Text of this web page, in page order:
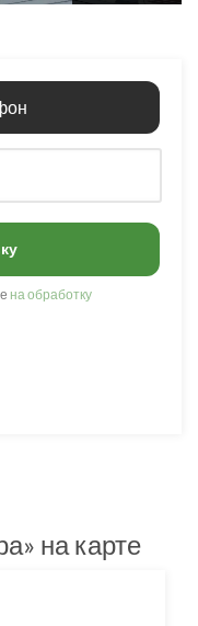
на обработку
на карте